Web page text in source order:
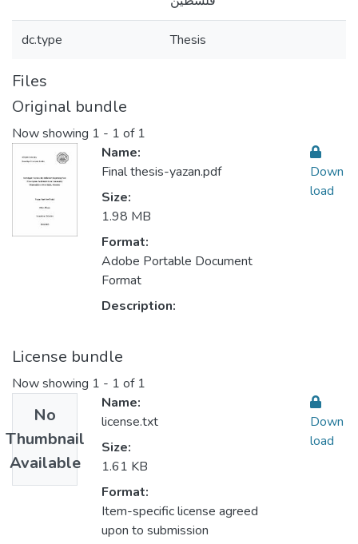
dc.type Thesis
Files
Original bundle
Now showing 1 - 1 of 1
Name:
Final thesis-yazan.pdf
Size:
1.98 MB
Format:
Adobe Portable Document
Format
Description:
Down
load
License bundle
Now showing 1 - 1 of 1
No
Thumbnail
Available
Name:
license.txt
Size:
1.61 KB
Format:
Item-specific license agreed
upon to submission
Down
load